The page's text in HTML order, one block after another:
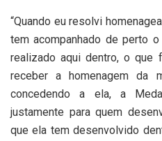
“Quando eu resolvi
tem acompanhado de perto
realizado aqui dentro, o
receber a homenagem da
concedendo a ela, a
justamente para quem
que ela tem desenvolvido